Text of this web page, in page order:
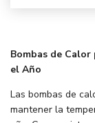
Bombas de
el Año
Las bombas de
mantener la